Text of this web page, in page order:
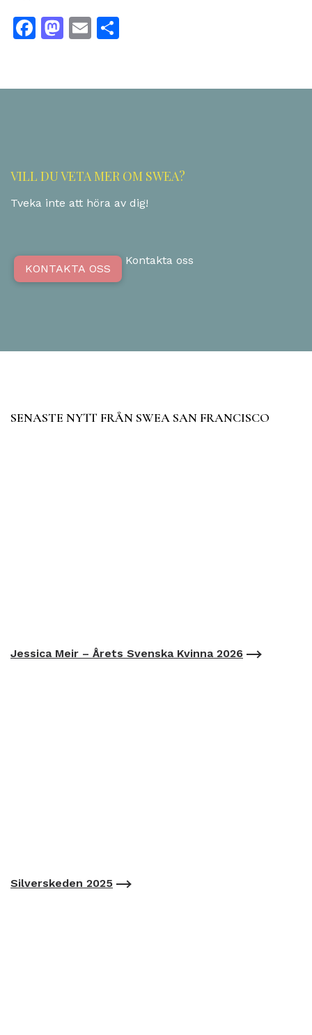
Facebook
Mastodon
Email
VILL DU VETA MER OM SWEA?
Tveka inte att höra av dig!
KONTAKTA OSS
Kontakta oss
SENASTE NYTT FRÅN SWEA SAN FRANCISCO
Jessica Meir – Årets Svenska Kvinna 2026
Silverskeden 2025